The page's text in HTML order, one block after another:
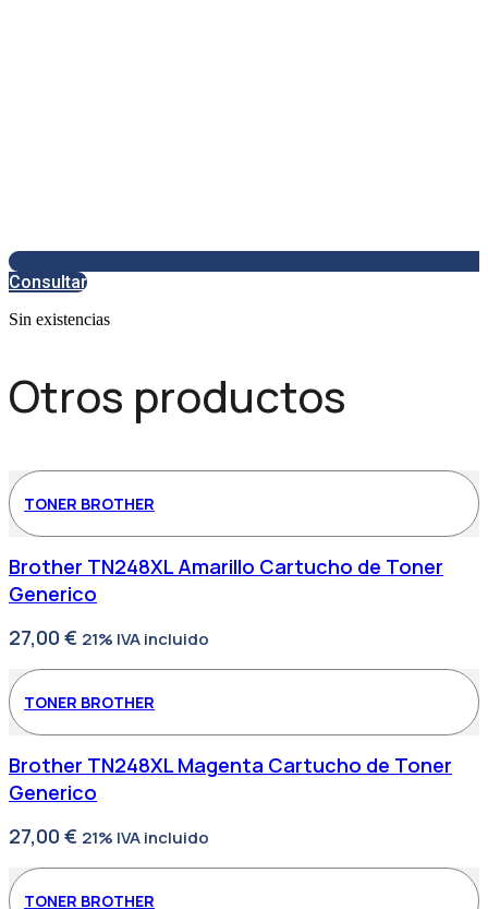
Consultar
Sin existencias
Otros productos
TONER BROTHER
Brother TN248XL Amarillo Cartucho de Toner
Generico
27,00 € 21% IVA incluido
TONER BROTHER
Brother TN248XL Magenta Cartucho de Toner
Generico
27,00 € 21% IVA incluido
TONER BROTHER